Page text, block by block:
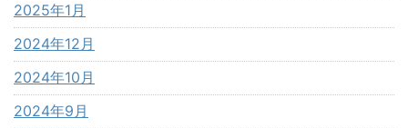
2025年1月
2024年12月
2024年10月
2024年9月